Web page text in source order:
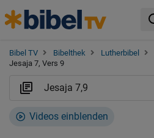
Bibel TV Bibelthek Lutherbibel
Jesaja 7, Vers 9
Videos einblenden